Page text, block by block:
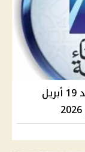
الإفتاء تعلن رسميًا أول ذي القعدة الأحد 19 أبريل